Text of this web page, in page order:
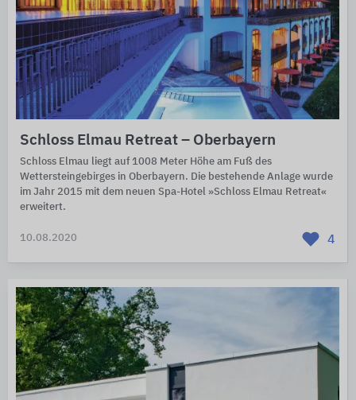
Schloss Elmau Retreat – Oberbayern
Schloss Elmau liegt auf 1008 Meter Höhe am Fuß des
Wettersteingebirges in Oberbayern. Die bestehende Anlage wurde
im Jahr 2015 mit dem neuen Spa-Hotel »Schloss Elmau Retreat«
erweitert.
10.08.2020 4